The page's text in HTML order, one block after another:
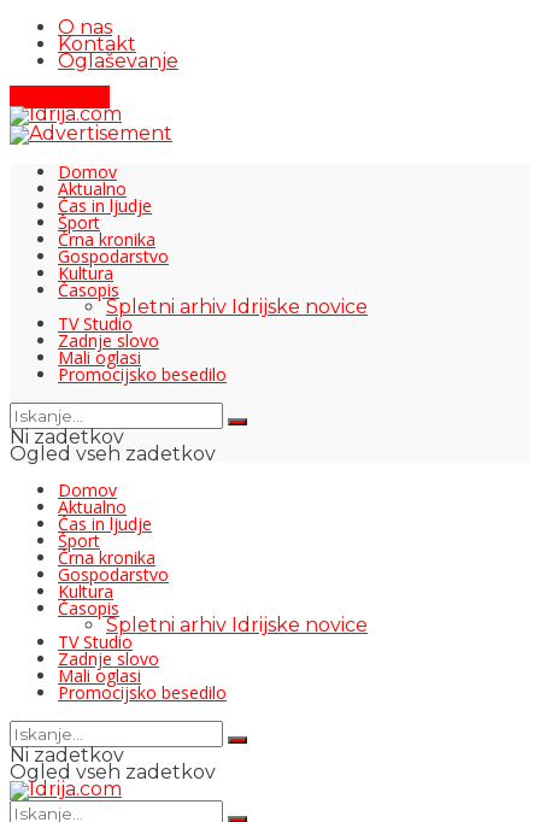
O nas
Kontakt
Oglaševanje
Domov
Aktualno
Čas in ljudje
Šport
Črna kronika
Gospodarstvo
Kultura
Časopis
Spletni arhiv Idrijske novice
TV Studio
Zadnje slovo
Mali oglasi
Promocijsko besedilo
Ni zadetkov
Ogled vseh zadetkov
Domov
Aktualno
Čas in ljudje
Šport
Črna kronika
Gospodarstvo
Kultura
Časopis
Spletni arhiv Idrijske novice
TV Studio
Zadnje slovo
Mali oglasi
Promocijsko besedilo
Ni zadetkov
Ogled vseh zadetkov